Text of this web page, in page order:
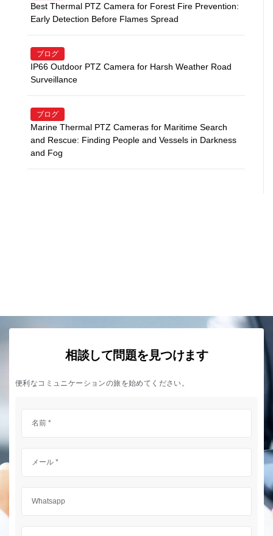
Best Thermal PTZ Camera for Forest Fire Prevention:
Early Detection Before Flames Spread
ブログ
IP66 Outdoor PTZ Camera for Harsh Weather Road
Surveillance
ブログ
Marine Thermal PTZ Cameras for Maritime Search
and Rescue: Finding People and Vessels in Darkness
and Fog
相談して問題を見つけます
便利なコミュニケーションの旅を始めてください。